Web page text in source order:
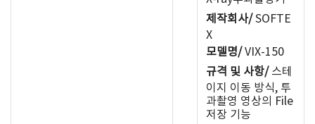
제작회사/SOFTE
X
모델명/VIX-150
규격 및 사항/스테
이지 이동 방식, 투
과촬영 영상의 File
저장 기능